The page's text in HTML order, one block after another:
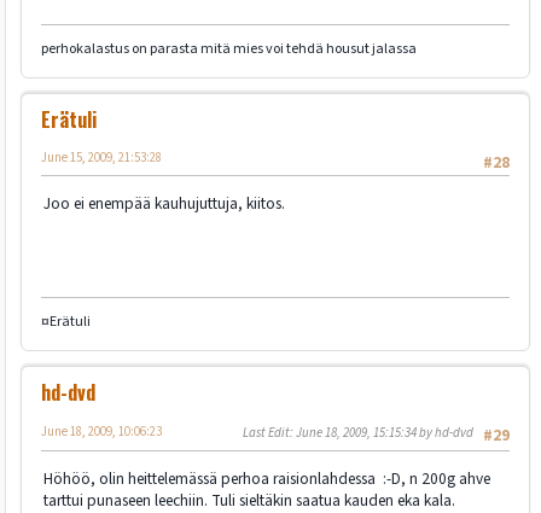
perhokalastus on parasta mitä mies voi tehdä housut jalassa
Erätuli
#28
June 15, 2009, 21:53:28
Joo ei enempää kauhujuttuja, kiitos.
¤Erätuli
hd-dvd
#29
June 18, 2009, 10:06:23 Last Edit: June 18, 2009, 15:15:34 by hd-dvd
Höhöö, olin heittelemässä perhoa raisionlahdessa :-D, n 200g ahve
tarttui punaseen leechiin. Tuli sieltäkin saatua kauden eka kala.